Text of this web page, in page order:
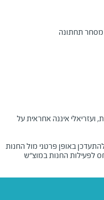
תחתונה
ועזריאלי איננה אחראית על
באופן פרטני מול החנות
לפעילות החנות במוצ"ש